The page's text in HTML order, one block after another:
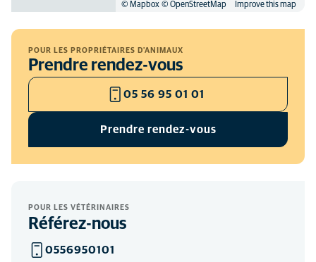
© Mapbox © OpenStreetMap Improve this map
POUR LES PROPRIÉTAIRES D'ANIMAUX
Prendre rendez-vous
05 56 95 01 01
Prendre rendez-vous
POUR LES VÉTÉRINAIRES
Référez-nous
0556950101